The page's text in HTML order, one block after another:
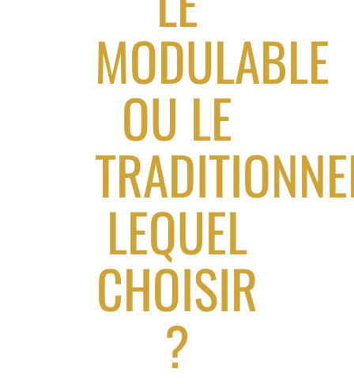
MODULABLE
OU LE
LEQUEL
CHOISIR
?